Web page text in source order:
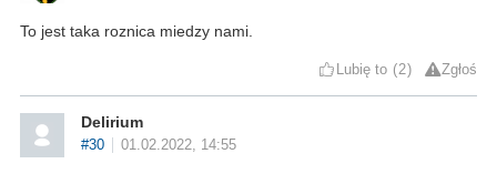
To jest taka roznica miedzy nami.
Lubię to 2 Zgłoś
Delirium
#30 01.02.2022, 14:55